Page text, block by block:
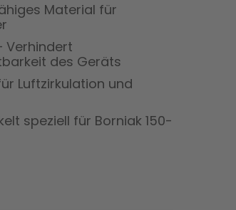
Material für
Verhindert
des Geräts
Luftzirkulation und
speziell für Borniak 150-